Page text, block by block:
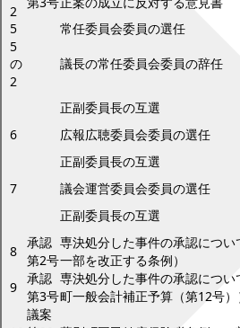
2
5
常任委員会委員の選任
5
の
2
議長の常任委員会委員の辞任
正副委員長の互選
6
広報広聴委員会委員の選任
正副委員長の互選
7
議会運営委員会委員の選任
正副委員長の互選
8
承認
第2号
専決処分した事件の承認につ
一部を改正する条例）
9
承認
第3号
専決処分した事件の承認につ
町一般会計補正予算（第12号）
議案